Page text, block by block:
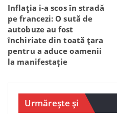
Inflația i-a scos în stradă
pe francezi: O sută de
autobuze au fost
închiriate din toată țara
pentru a aduce oamenii
la manifestație
Urmărește și